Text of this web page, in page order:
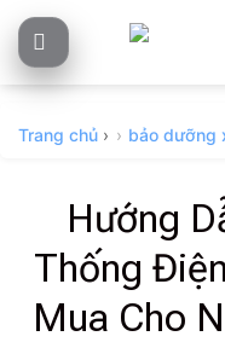
Skip
to
Trang chủ › bảo dưỡng
Hướng
Thống
Mua Cho